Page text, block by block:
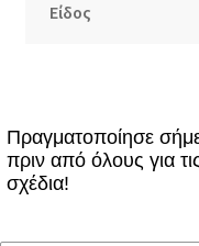
Είδος
Πραγματοποίησε
πριν από όλους για
σχέδια!